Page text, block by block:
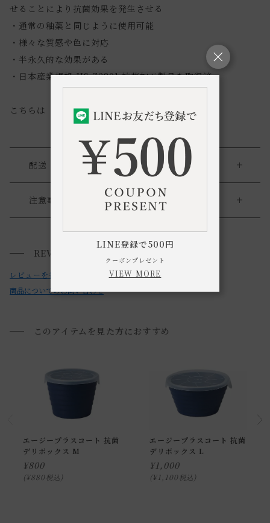
せることにより抗菌効果を発生させる
・通常の釉薬と同じように使用可能
・様々な質感や色に対応
・半永久的な効果がある
・日本産業規格 JIS Z2801 抗菌加工製品を取得済
こちらは「Sサイズ」の商品ページです。
配送・返品
送料について
送料について
小型商品は、11,000円(税込)以上のお買い上げで
注意事項
・製造時期(ロット違い)によっては、商品の色に多少の違い
がある場合があります。
・掲載の商品写真はあくまでも一例です。
・使用する前に必ず破損、ヒビなどの異常がないことを確認
してください。
・使用する前にやわらかいスポンジなどで洗浄してくださ
い。
・材質、製造工程上、表面に多少の色むらや釉垂れ、小さな
REVIEWS
レビューを書く
商品についてのお問い合わせ
このアイテムを見た方におすすめ
エージープラスコート 抗菌
デリボックス M
¥800
¥880 税込
エージープラスコート 抗菌
デリボックス L
¥1,000
¥1,100 税込
LINE登録で500円
クーポンプレゼント
VIEW MORE